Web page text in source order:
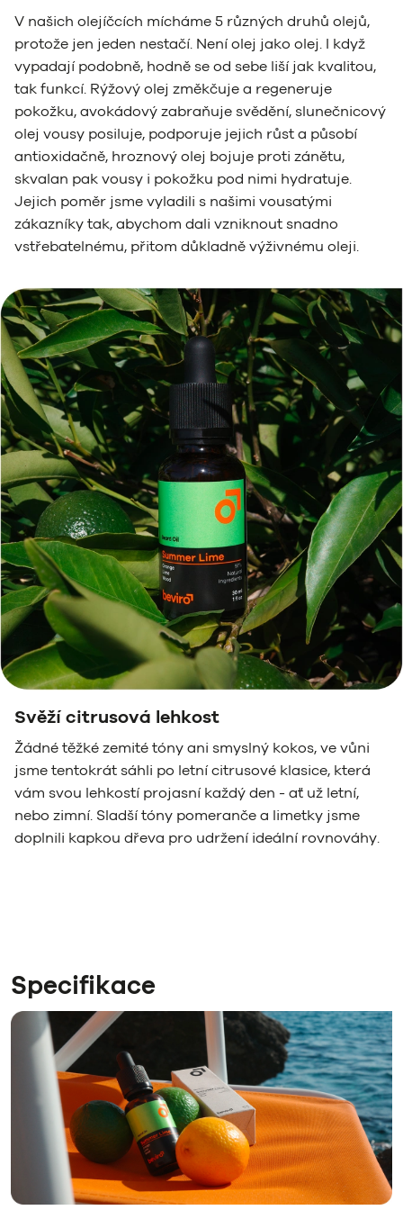
V našich olejíčcích mícháme 5 různých druhů olejů,
protože jen jeden nestačí. Není olej jako olej. I když
vypadají podobně, hodně se od sebe liší jak kvalitou,
tak funkcí. Rýžový olej změkčuje a regeneruje
pokožku, avokádový zabraňuje svědění, slunečnicový
olej vousy posiluje, podporuje jejich růst a působí
antioxidačně, hroznový olej bojuje proti zánětu,
skvalan pak vousy i pokožku pod nimi hydratuje.
Jejich poměr jsme vyladili s našimi vousatými
zákazníky tak, abychom dali vzniknout snadno
vstřebatelnému, přitom důkladně výživnému oleji.
Svěží citrusová lehkost
Žádné těžké zemité tóny ani smyslný kokos, ve vůni
jsme tentokrát sáhli po letní citrusové klasice, která
vám svou lehkostí projasní každý den - ať už letní,
nebo zimní. Sladší tóny pomeranče a limetky jsme
doplnili kapkou dřeva pro udržení ideální rovnováhy.
Specifikace